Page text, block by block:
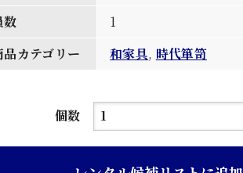
数
1
品カテゴリー
和家具, 時代箪笥
個数
濃